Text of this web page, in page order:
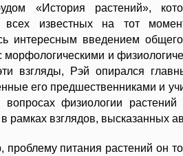
«История растений»,
всех известных на тот
интересным введением
морфологическими и
взгляды, Рэй опирался
его предшественниками и
физиологии растений
рамках взглядов, высказанных
проблему питания растений он